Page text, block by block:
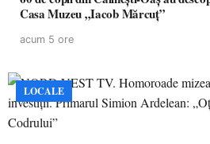
Casa Muzeu „Iacob Mărcuț”
acum 5 ore
LOCALE